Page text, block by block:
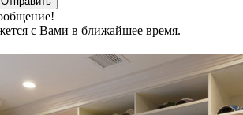
с Вами в ближайшее время.